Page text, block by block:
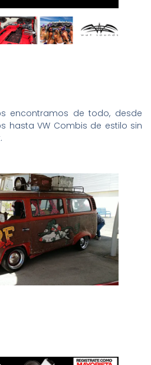
encontramos de todo, desde
hasta VW Combis de estilo sin